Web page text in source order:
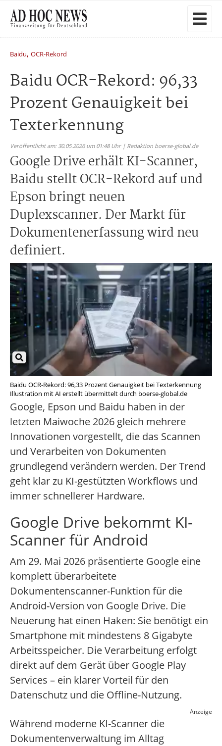
Baidu, OCR-Rekord
Baidu OCR-Rekord: 96,33
Prozent Genauigkeit bei
Texterkennung
Veröffentlicht am: 30.05.2026 um 01:48 Uhr | Redaktion boerse-global.de
Google Drive erhält KI-Scanner,
Baidu stellt OCR-Rekord auf und
Epson bringt neuen
Duplexscanner. Der Markt für
Dokumentenerfassung wird neu
definiert.
Baidu OCR-Rekord: 96,33 Prozent Genauigkeit bei Texterkennung
Illustration mit AI erstellt übermittelt durch boerse-global.de
Google, Epson und Baidu haben in der
letzten Maiwoche 2026 gleich mehrere
Innovationen vorgestellt, die das Scannen
und Verarbeiten von Dokumenten
grundlegend verändern werden. Der Trend
geht klar zu KI-gestützten Workflows und
immer schnellerer Hardware.
Google Drive bekommt KI-
Scanner für Android
Am 29. Mai 2026 präsentierte Google eine
komplett überarbeitete
Dokumentenscanner-Funktion für die
Android-Version von Google Drive. Die
Neuerung hat einen Haken: Sie benötigt ein
Smartphone mit mindestens 8 Gigabyte
Arbeitsspeicher. Die Verarbeitung erfolgt
direkt auf dem Gerät über Google Play
Services – ein klarer Vorteil für den
Datenschutz und die Offline-Nutzung.
Anzeige
Während moderne KI-Scanner die
Dokumentenverwaltung im Alltag